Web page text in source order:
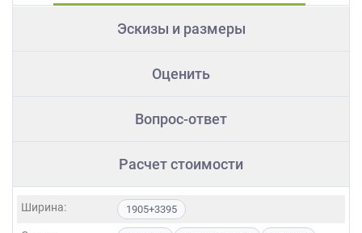
Эскизы и размеры
Оценить
Вопрос-ответ
Расчет стоимости
Ширина: 1905+3395